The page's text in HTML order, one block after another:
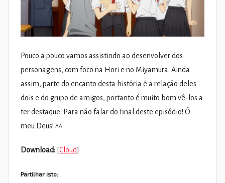
Pouco a pouco vamos assistindo ao desenvolver dos
personagens, com foco na Hori e no Miyamura. Ainda
assim, parte do encanto desta história é a relação deles
dois e do grupo de amigos, portanto é muito bom vê-los a
ter destaque. Para não falar do final deste episódio! Ó
meu Deus! ^^
Download: [Cloud]
Partilhar isto: